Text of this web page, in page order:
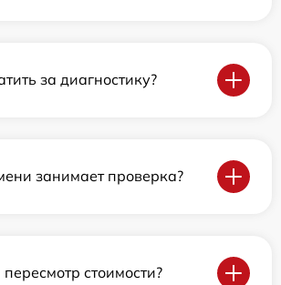
за диагностику?
занимает проверка?
стоимости?